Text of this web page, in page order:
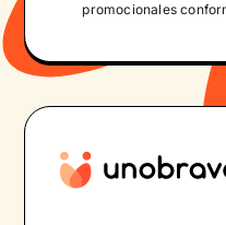
promocionales